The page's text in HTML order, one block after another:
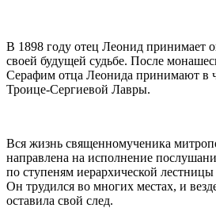
В 1898 году отец Леонид принимает
своей будущей судьбе. После
Серафим отца Леонида принимают в
Троице-Сергиевой Лавры.
Вся жизнь священномученика
направлена на исполнение
по ступеням иерархической
Он трудился во многих местах, и
оставила свой след.